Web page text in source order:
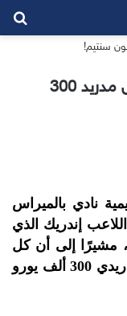
كل هدف للبرازيلي إندريك يكلف ريال مدريد 300
نادي بالميراس
إندريك الذي
مشيرًا إلى أن كل
هدف يسجله اللاعب يُكلف النادي المدريدي 300 ألف يورو